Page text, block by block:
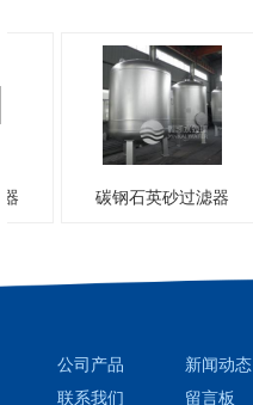
碳钢石英砂过滤器
公司产品
新闻动态
联系我们 留言板